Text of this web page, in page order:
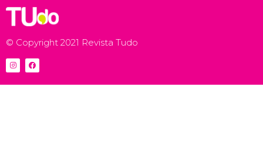
© Copyright 2021 Revista Tudo